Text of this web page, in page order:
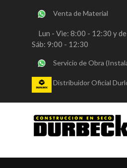
SERVICIOS
VENTA DE MATERIALES
REVESTIMIENTOS Y PINTURA
Venta de Material
Lun - Vie: 8:00 - 12:30 y
Sáb: 9:00 - 12:30
Servicio de Obra
Distribuidor Oficial